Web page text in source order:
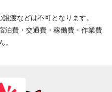
渡などは不可となります。
泊費・交通費・稼働費・作業費